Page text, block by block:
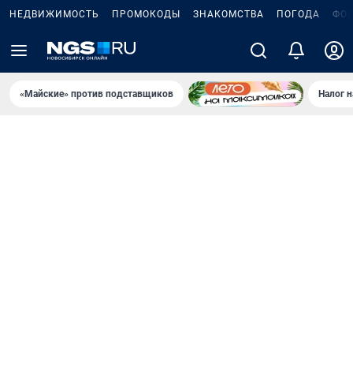
НЕДВИЖИМОСТЬ ПРОМОКОДЫ ЗНАКОМСТВА ПОГОДА
«Майские» против подставщиков Налог